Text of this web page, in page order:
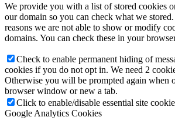
We provide you with a list of stored cookies
our domain so you can check what we
reasons we are not able to show or modify
domains. You can check these in your
Check to enable permanent hiding of
cookies if you do not opt in. We need 2
Otherwise you will be prompted again when
browser window or new a tab.
Click to enable/disable essential site
Google Analytics Cookies